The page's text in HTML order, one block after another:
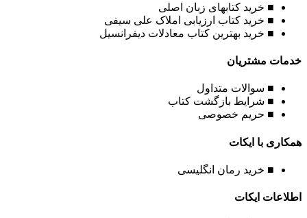
■ خرید کتابهای زبان اصلی
■ خرید کتاب ارزیابی املاک علی سیفی
■ خرید بهترین کتاب معادلات دیفرانسیل
خدمات مشتریان
■ سوالات متداول
■ شرایط بازگشت کتاب
■ حریم خصوصی
همکاری با ایکات
■ خرید رمان انگلیسی
اطلاعات ایکات